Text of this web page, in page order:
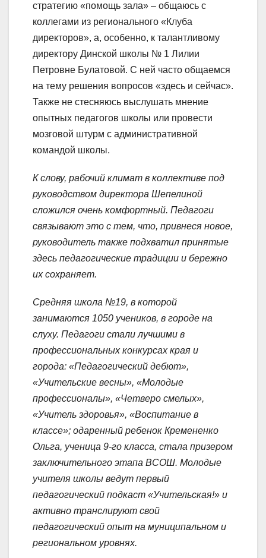
стратегию «помощь зала» – общаюсь с
коллегами из регионального «Клуба
директоров», а, особенно, к талантливому
директору Динской школы № 1 Лилии
Петровне Булатовой. С ней часто общаемся
на тему решения вопросов «здесь и сейчас».
Также не стесняюсь выслушать мнение
опытных педагогов школы или провести
мозговой штурм с административной
командой школы.
К слову, рабочий климат в коллективе под
руководством директора Шепелиной
сложился очень комфортный. Педагоги
связывают это с тем, что, привнеся новое,
руководитель также подхватил принятые
здесь педагогические традиции и бережно
их сохраняет.
Средняя школа №19, в которой
занимаются 1050 учеников, в городе на
слуху. Педагоги стали лучшими в
профессиональных конкурсах края и
города: «Педагогический дебют»,
«Учительские весны», «Молодые
профессионалы», «Четверо смелых»,
«Учитель здоровья», «Воспитание в
классе»; одаренный ребенок Кремененко
Ольга, ученица 9-го класса, стала призером
заключительного этапа ВСОШ. Молодые
учителя школы ведут первый
педагогический подкаст «Учительская!» и
активно транслируют свой
педагогический опыт на муниципальном и
региональном уровнях.